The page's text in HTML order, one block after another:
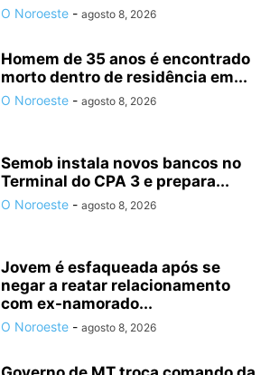
O Noroeste - agosto 8, 2026
Homem de 35 anos é encontrado
morto dentro de residência em...
O Noroeste - agosto 8, 2026
Semob instala novos bancos no
Terminal do CPA 3 e prepara...
O Noroeste - agosto 8, 2026
Jovem é esfaqueada após se
negar a reatar relacionamento
com ex-namorado...
O Noroeste - agosto 8, 2026